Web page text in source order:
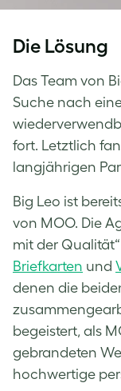
Die Lösung
Das Team von
Suche nach
fort. Letztlich
langjährigen
Big Leo ist
von MOO. Die
mit der
Briefkarten und
denen die
begeistert, als
gebrandeten
hochwertige